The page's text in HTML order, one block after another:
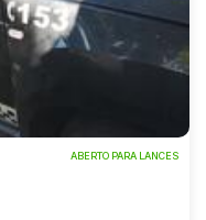
ABERTO PARA LANCES